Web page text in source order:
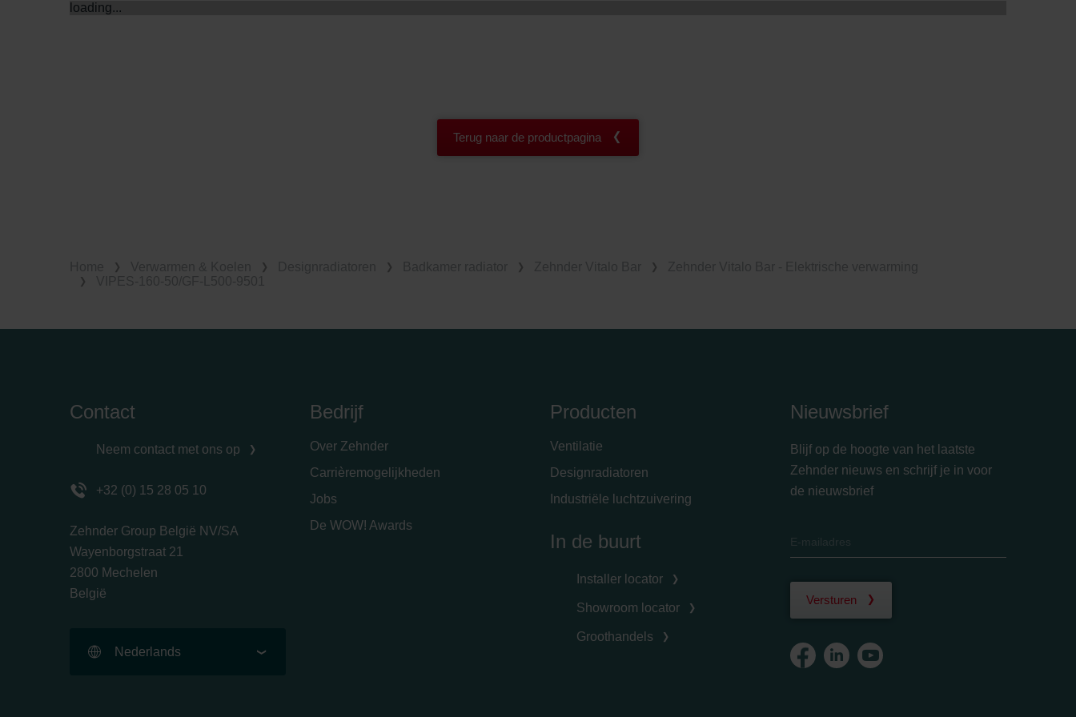
loading...
Terug naar de productpagina
Contact
Neem contact met ons op
+32 (0) 15 28 05 10
Zehnder Group België NV/SA
Wayenborgstraat 21
2800 Mechelen
België
Nederlands
Bedrijf
Over Zehnder
Carrièremogelijkheden
Jobs
De WOW! Awards
Producten
Ventilatie
Designradiatoren
Industriële luchtzuivering
In de buurt
Installer locator
Showroom locator
Groothandels
Nieuwsbrief
Blijf op de hoogte van het laatste
Zehnder nieuws en schrijf je in voor
de nieuwsbrief
Versturen